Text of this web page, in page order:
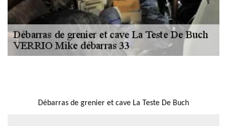
Débarras de grenier et cave La Teste De Buch